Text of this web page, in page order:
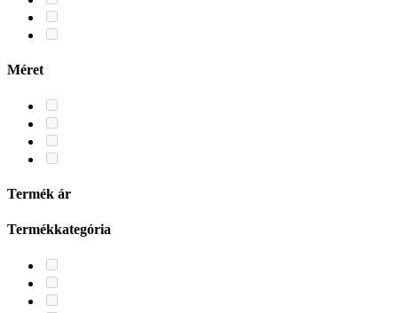
Méret
Termék ár
Termékkategória